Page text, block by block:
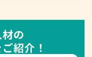
の
紹介！